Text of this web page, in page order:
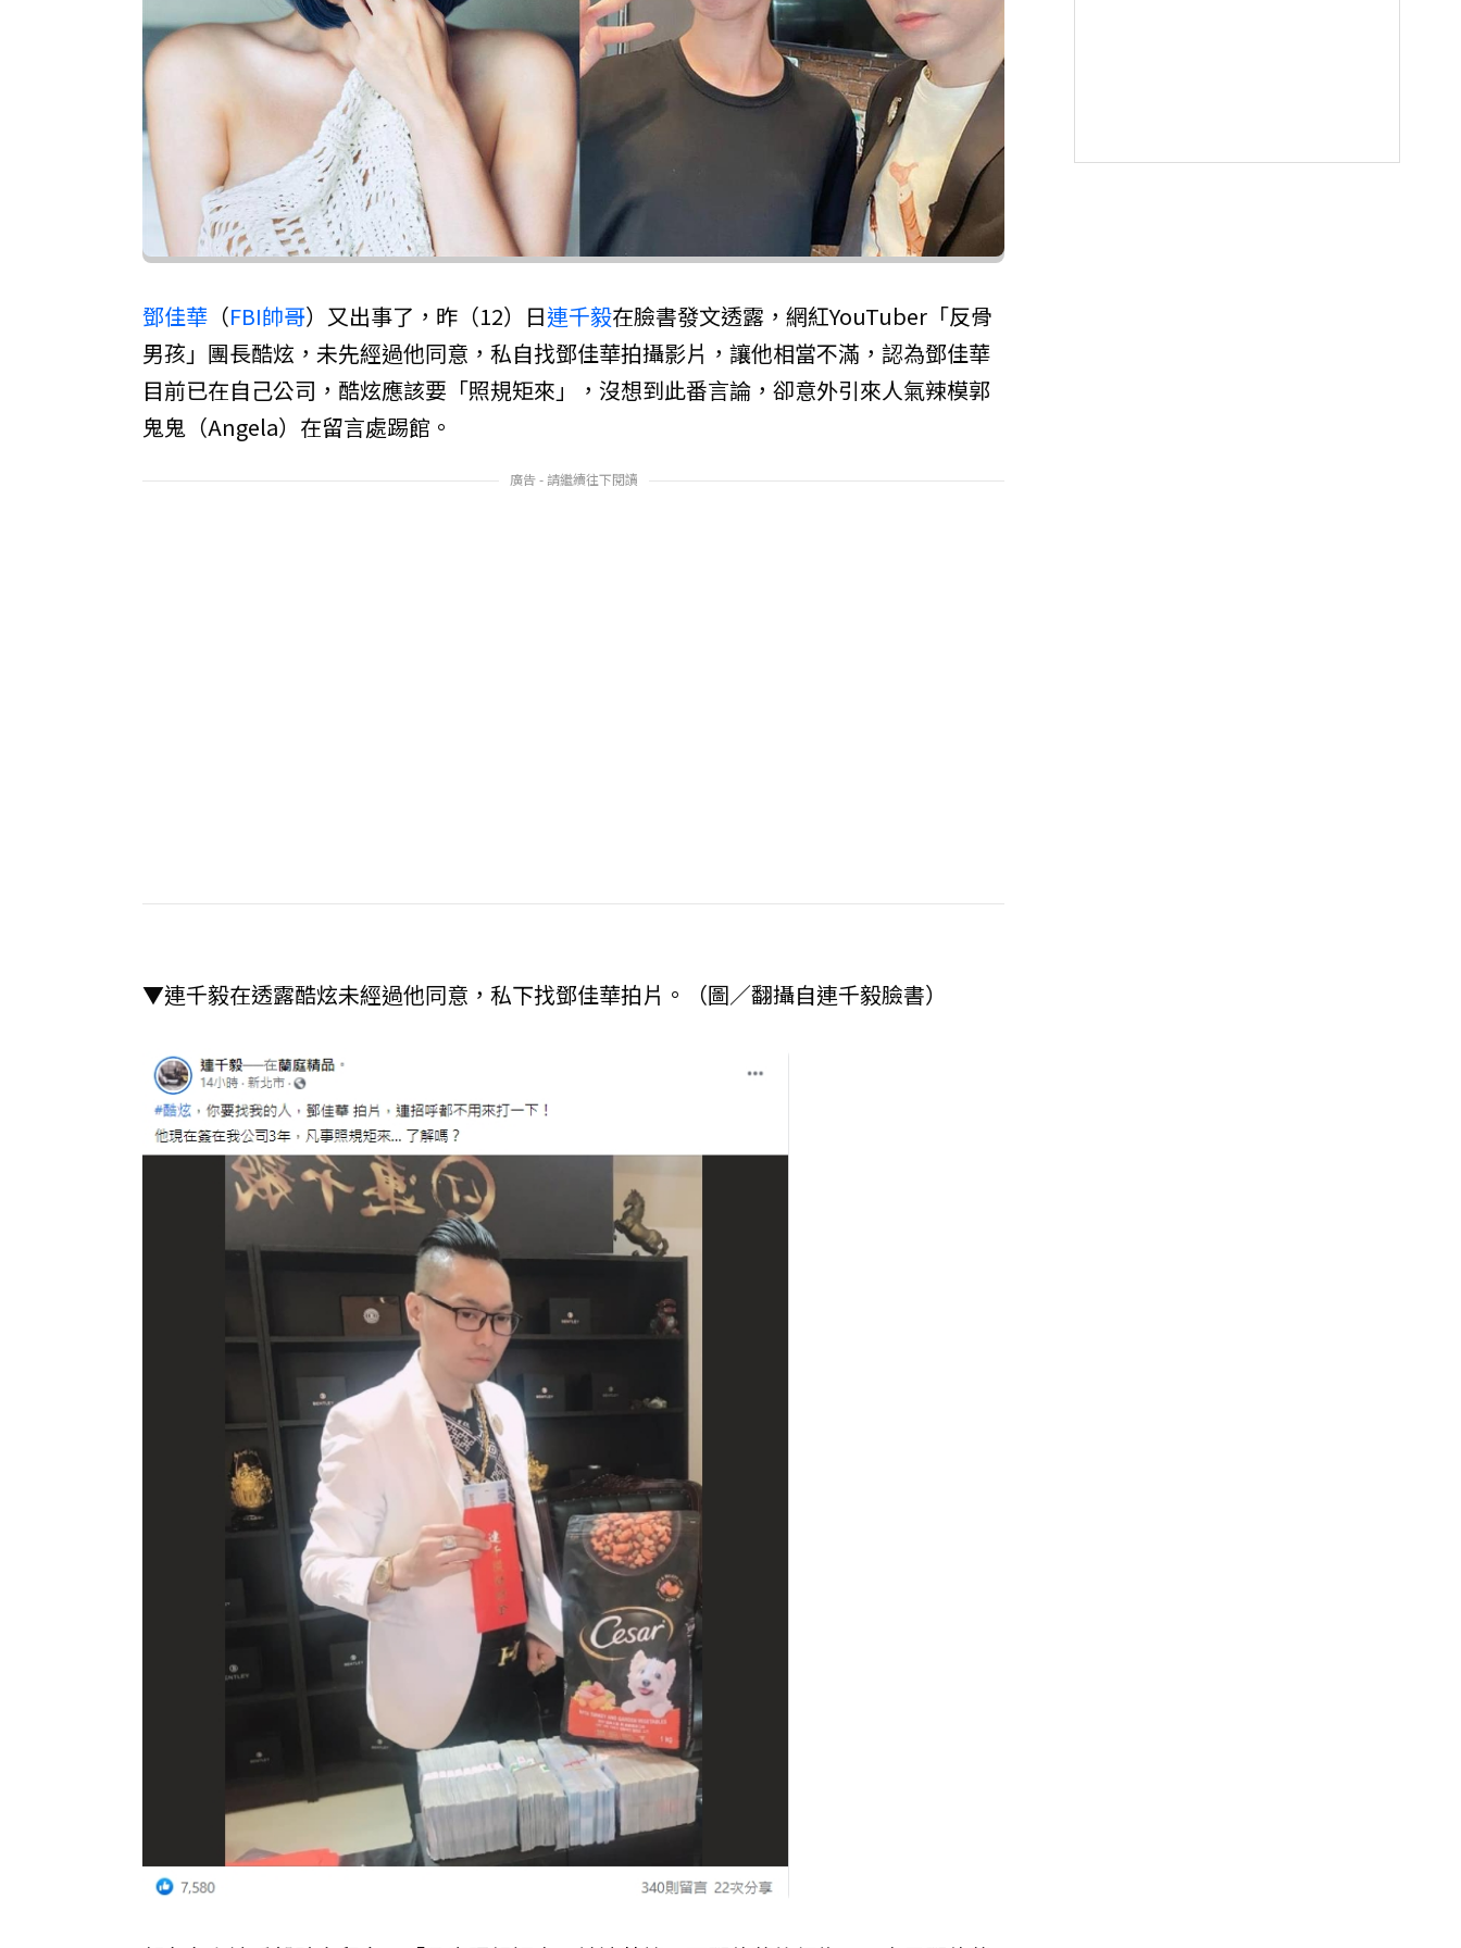
鄧佳華 （FBI帥哥）又出事了，昨（12）日連千毅在臉書發文透露，網紅YouTuber「反骨
男孩」團長酷炫，未先經過他同意，私自找鄧佳華拍攝影片，讓他相當不滿，認為鄧佳華
目前已在自己公司，酷炫應該要「照規矩來」，沒想到此番言論，卻意外引來人氣辣模郭
鬼鬼（Angela）在留言處踢館。
廣告 - 請繼續往下閱讀
▼連千毅在透露酷炫未經過他同意，私下找鄧佳華拍片。（圖／翻攝自連千毅臉書）